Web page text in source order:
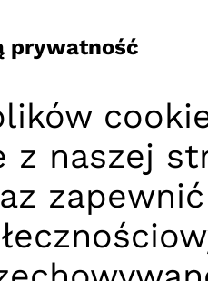
prywatność
z naszej